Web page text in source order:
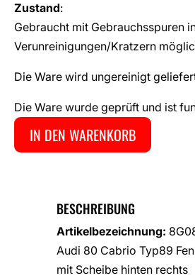
Zustand:
Gebraucht mit Gebrauchsspuren
Verunreinigungen/Kratzern
Die Ware wird ungereinigt
Die Ware wurde geprüft und ist
IN DEN WARENKORB
BESCHREIBUNG
Artikelbezeichnung:
Audi 80 Cabrio Typ89
mit Scheibe hinten rechts